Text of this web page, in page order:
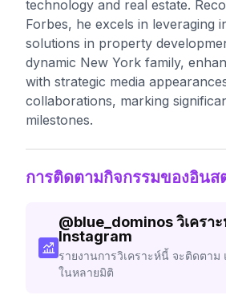
technology and real estate.
Forbes, he excels in leveraging
solutions in property
dynamic New York family,
with strategic media
collaborations, marking
milestones.
การติดตามกิจกรรมของอินส
@blue_dominos วิเครา
Instagram
รายงานการวิเคราะห์นี้ จะติดตา
ในหลายมิติ